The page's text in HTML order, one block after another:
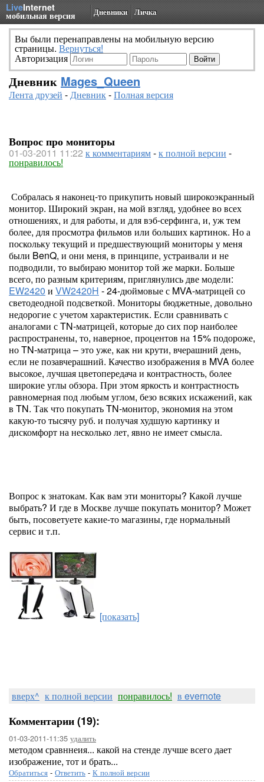
LiveInternet
мобильная версия Дневники Личка
Вы были перенаправлены на мобильную версию
страницы. Вернуться!
Авторизация
Дневник Mages_Queen
Лента друзей -Дневник-Полная версия
Вопрос про мониторы
01-03-2011 11:22 к комментариям-к полной версии -
понравилось!
Собралась я наконец-то прикупить новый широкоэкранный
монитор. Широкий экран, на мой взгляд, удобнее во всех
отношениях, и для работы, и для вэб-серфинга, и, уж тем
более, для просмотра фильмов или больших картинок. Но а
поскольку текущий и предшествующий мониторы у меня
были BenQ, и они меня, в принципе, устраивали и не
подводили, то выбираю монитор той же марки. Больше
всего, по разным критериям, приглянулись две модели:
EW2420 и VW2420H - 24-дюймовые с MVA-матрицей со
светодеодной подсветкой. Мониторы бюджетные, довольно
недорогие с учетом характеристик. Если сравнивать с
аналогами с TN-матрицей, которые до сих пор наиболее
распространены, то, наверное, процентов на 15% подороже,
но TN-матрица – это уже, как ни крути, вчерашний день,
если не позавчерашний. Качество изображения в MVA более
высокое, лучшая цветопередача и контрастность, более
широкие углы обзора. При этом яркость и контрастность
равномерная под любым углом, безо всяких искажений, как
в TN. Так что покупать TN-монитор, экономия на этом
какую-то тысячу руб. и получая худшую картинку и
дискомфорт на несколько лет, явно не имеет смысла.
Вопрос к знатокам. Как вам эти мониторы? Какой лучше
выбрать? И где в Москве лучше покупать монитор? Может
быть, посоветуете какие-то магазины, где нормальный
сервис и т.п.
[показать]
вверх^ к полной версии понравилось! в evernote
Комментарии (19):
01-03-2011-11:35 удалить
методом сравннеия... какой на стенде лучше всего дает
изображение, тот и брать...
Обратиться - Ответить - К полной версии